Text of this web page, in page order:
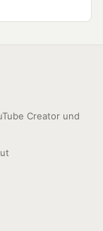
Creator und